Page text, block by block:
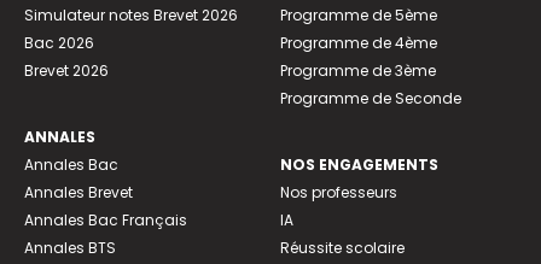
Simulateur notes Brevet 2026
Bac 2026
Brevet 2026
ANNALES
Annales Bac
Annales Brevet
Annales Bac Français
Annales BTS
Programme de 5ème
Programme de 4ème
Programme de 3ème
Programme de Seconde
NOS ENGAGEMENTS
Nos professeurs
IA
Réussite scolaire